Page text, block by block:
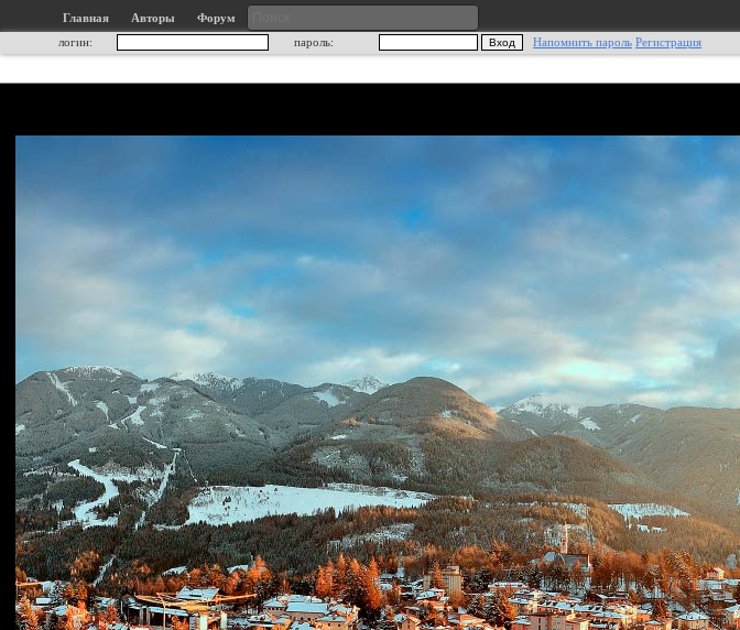
Главная Авторы
Форум
логин:
пароль: Напомнить пароль Регистрация